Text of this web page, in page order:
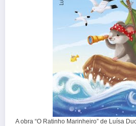
A obra “O Ratinho Marinheiro” de Luísa